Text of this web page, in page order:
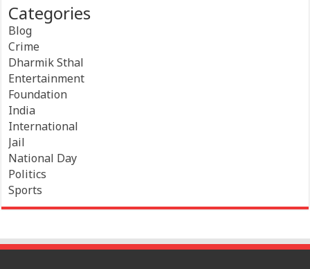
Categories
Blog
Crime
Dharmik Sthal
Entertainment
Foundation
India
International
Jail
National Day
Politics
Sports